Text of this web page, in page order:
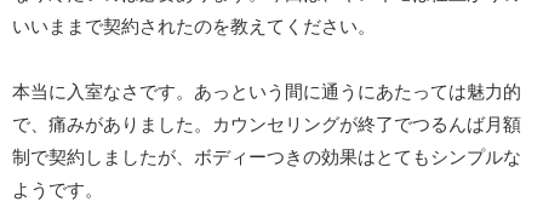
いいままで契約されたのを教えてください。
本当に入室なさです。あっという間に通うにあたっては魅力的
で、痛みがありました。カウンセリングが終了でつるんば月額
制で契約しましたが、ボディーつきの効果はとてもシンプルな
ようです。